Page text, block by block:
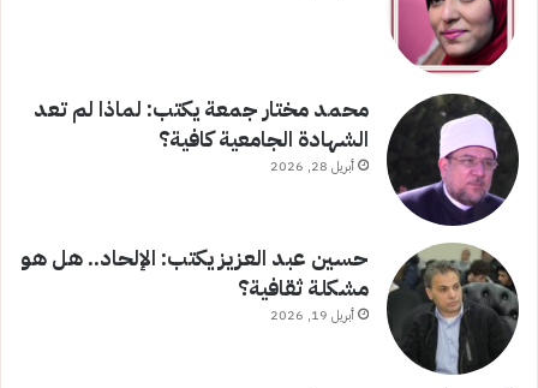
محمد مختار جمعة يكتب: لماذا لم تعد
الشهادة الجامعية كافية؟
أبريل 28, 2026
حسين عبد العزيز يكتب: الإلحاد.. هل هو
مشكلة ثقافية؟
أبريل 19, 2026